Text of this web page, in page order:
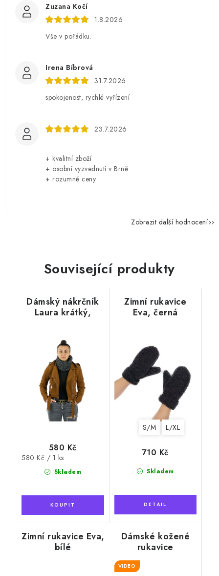
Zuzana Kočí
1.8.2026
Vše v pořádku.
Irena Bíbrová
31.7.2026
spokojenost, rychlé vyřízení
23.7.2026
+ kvalitní zboží
+ osobní vyzvednutí v Brně
+ rozumné ceny
Zobrazit další hodnocení
Související produkty
Dámský nákrčník
Laura krátký,
Skladem
580 Kč
Měrná
580 Kč / 1 ks
Zimní rukavice
Eva, černá
S/M L/XL
Skladem
710 Kč
Zimní rukavice Eva,
bílé
Dámské kožené
rukavice
"Exclusive", světle
hnědé s kožešinou
VIDEO